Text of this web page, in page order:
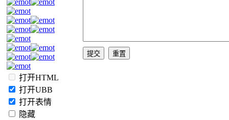
打开HTML
打开UBB
打开表情
隐藏